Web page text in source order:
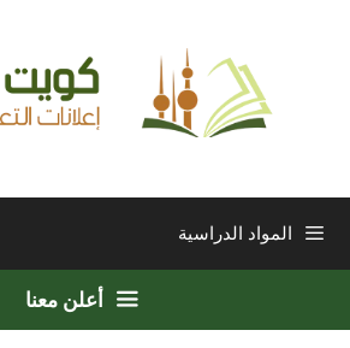
المواد الدراسية
أعلن معنا